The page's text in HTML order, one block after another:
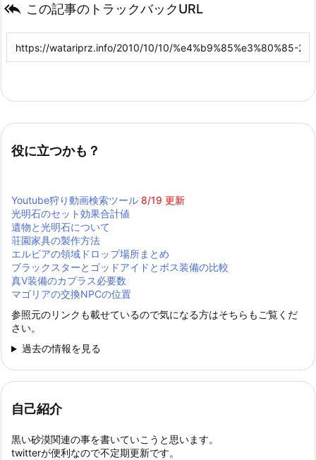
 この記事のトラックバックURL
役に立つかも？
Youtube狩り動画検索ツール 8/19 更新
光明石のセット効果合計値
遺物と光明石について
荘園家具の製作方法
エルビアの領域ドロップ場所まとめ
ブラックスターとゴッドアイドとボス装備の比較
真Ⅴ装備のカプラス必要数
マゴリアの交換NPCの位置
参照元のリンクも載せているので気になる方はそちらもご覧くだ
さい。
過去の情報を見る
自己紹介
黒い砂漠関連の事を書いていこうと思います。
twitterが便利なので不定期更新です。